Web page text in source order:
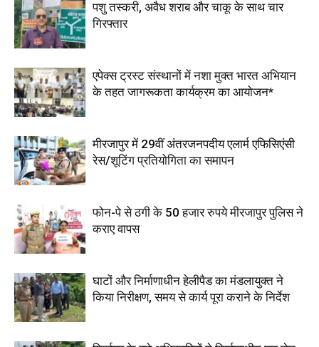
पशु तस्करी, अवैध शराब और चाकू के साथ चार
गिरफ्तार
एपेक्स ट्रस्ट संस्थानों में नशा मुक्त भारत अभियान
के तहत जागरूकता कार्यक्रम का आयोजन*
मीरजापुर में 29वीं अंतरजनपदीय एलार्म एफिसिएंसी
रेस/शूटिंग प्रतियोगिता का समापन
फोन-पे से ठगी के 50 हजार रुपये मीरजापुर पुलिस ने
कराए वापस
घाटों और निर्माणाधीन हेलीपैड का मंडलायुक्त ने
किया निरीक्षण, समय से कार्य पूरा कराने के निर्देश